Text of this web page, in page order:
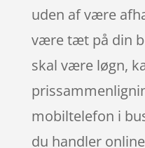
uden af være
være tæt på din
skal være løgn,
mobiltelefon i
du handler